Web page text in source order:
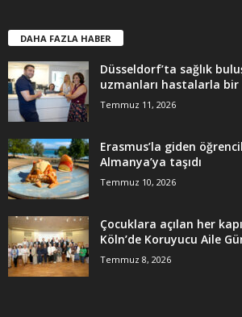
DAHA FAZLA HABER
Düsseldorf’ta sağlık
uzmanları hastalarla
Temmuz 11, 2026
Erasmus’la giden
Almanya’ya taşıdı
Temmuz 10, 2026
Çocuklara açılan her
Köln’de Koruyucu Aile
Temmuz 8, 2026